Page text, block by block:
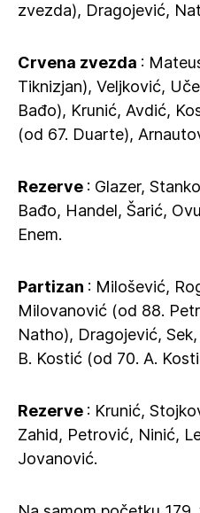
zvezda), Dragojević,
Crvena zvezda :
Tiknizjan), Veljković,
Bađo), Krunić, Avdić,
(od 67. Duarte),
Rezerve : Glazer,
Bađo, Handel, Šarić,
Enem.
Partizan : Milošević,
Milovanović (od 88.
Natho), Dragojević,
B. Kostić (od 70. A.
Rezerve : Krunić,
Zahid, Petrović, Ninić,
Jovanović.